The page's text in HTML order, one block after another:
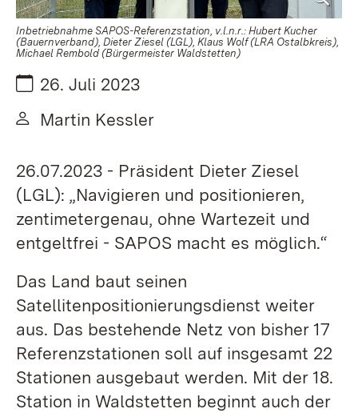
Inbetriebnahme SAPOS-Referenzstation, v.l.n.r.: Hubert Kucher
(Bauernverband), Dieter Ziesel (LGL), Klaus Wolf (LRA Ostalbkreis),
Michael Rembold (Bürgermeister Waldstetten)
Datum:
26. Juli 2023
Von:
Martin Kessler
26.07.2023 - Präsident Dieter Ziesel
(LGL): „Navigieren und positionieren,
zentimetergenau, ohne Wartezeit und
entgeltfrei - SAPOS macht es möglich.“
Das Land baut seinen
Satellitenpositionierungsdienst weiter
aus. Das bestehende Netz von bisher 17
Referenzstationen soll auf insgesamt 22
Stationen ausgebaut werden. Mit der 18.
Station in Waldstetten beginnt auch der